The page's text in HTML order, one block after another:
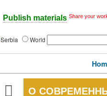
Publish materials Share your
Serbia World
О